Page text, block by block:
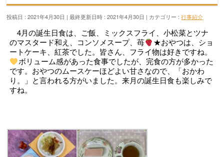
投稿日 : 2021年4月30日 最終更新日時 : 2021年4月30日 カテゴリー :行事紹介
4月の誕生日食は、ご飯、ミックスフライ、小松菜とツナ
のマスタード和え、コンソメスープ、苺
★おやつは、ショ
ートケーキ、紅茶でした。皆さん、フライ物は好きですね。
ボリューム感があった食事でしたが、完食の方が多かった
です。おやつのムースケーほどよい甘さなので、「おかわ
り。」と言われる方がいました。来月の誕生日食も楽しみで
すね。